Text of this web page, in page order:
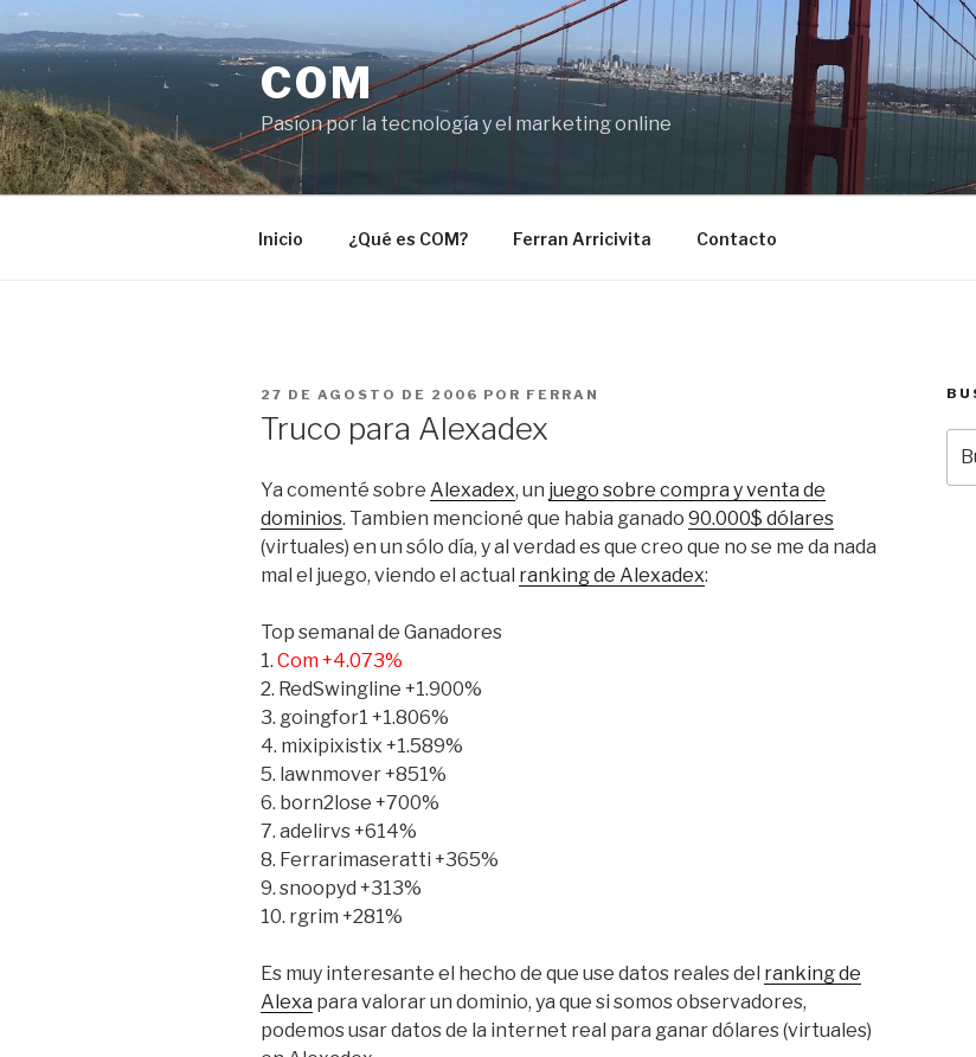
Saltar
al
contenido
COM
Pasíon por la tecnología y el marketing online
Inicio ¿Qué es COM? Ferran Arricivita Contacto
PUBLICADO
27 DE AGOSTO DE 2006 POR FERRAN
Truco para Alexadex
Ya comenté sobre Alexadex, un juego sobre compra y venta de
dominios. Tambien mencioné que habia ganado 90.000$ dólares
(virtuales) en un sólo día, y al verdad es que creo que no se me da nada
mal el juego, viendo el actual ranking de Alexadex:
Top semanal de Ganadores
1. Com +4.073%
2. RedSwingline +1.900%
3. goingfor1 +1.806%
4. mixipixistix +1.589%
5. lawnmover +851%
6. born2lose +700%
7. adelirvs +614%
8. Ferrarimaseratti +365%
9. snoopyd +313%
10. rgrim +281%
Es muy interesante el hecho de que use datos reales del ranking de
Alexa para valorar un dominio, ya que si somos observadores,
podemos usar datos de la internet real para ganar dólares (virtuales)